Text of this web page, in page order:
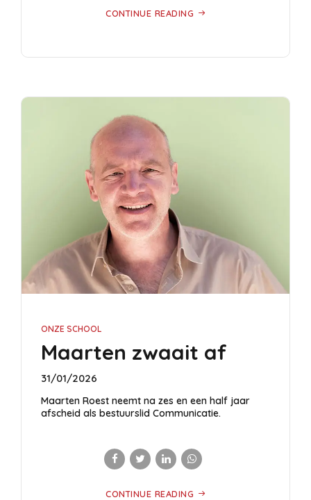
CONTINUE READING
ONZE SCHOOL
Maarten zwaait af
31/01/2026
Maarten Roest neemt na zes en een half jaar
afscheid als bestuurslid Communicatie.
CONTINUE READING